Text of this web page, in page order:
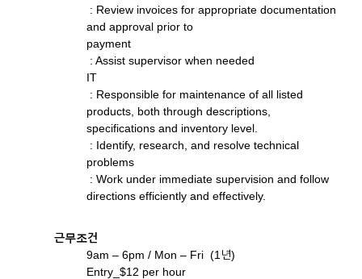
: Review invoices for appropriate documentation
and approval prior to
payment
: Assist supervisor when needed
IT
: Responsible for maintenance of all listed
products, both through descriptions,
specifications and inventory level.
: Identify, research, and resolve technical
problems
: Work under immediate supervision and follow
directions efficiently and effectively.
근무조건
9am – 6pm / Mon – Fri (1년)
Entry_$12 per hour